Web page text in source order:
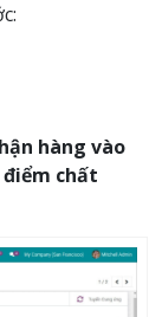
hàng vào
chất